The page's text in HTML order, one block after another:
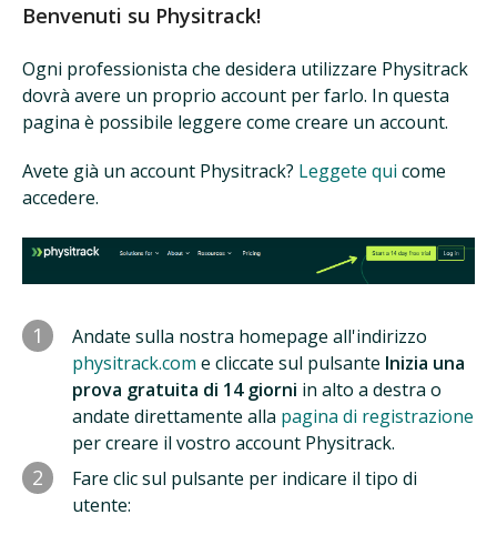
Benvenuti su Physitrack!
Ogni professionista che desidera utilizzare Physitrack
dovrà avere un proprio account per farlo. In questa
pagina è possibile leggere come creare un account.
Avete già un account Physitrack? Leggete qui come
accedere.
1
Andate sulla nostra homepage all'indirizzo
physitrack.com e cliccate sul pulsante Inizia una
prova gratuita di 14 giorni in alto a destra o
andate direttamente alla pagina di registrazione
per creare il vostro account Physitrack.
2
Fare clic sul pulsante per indicare il tipo di
utente: